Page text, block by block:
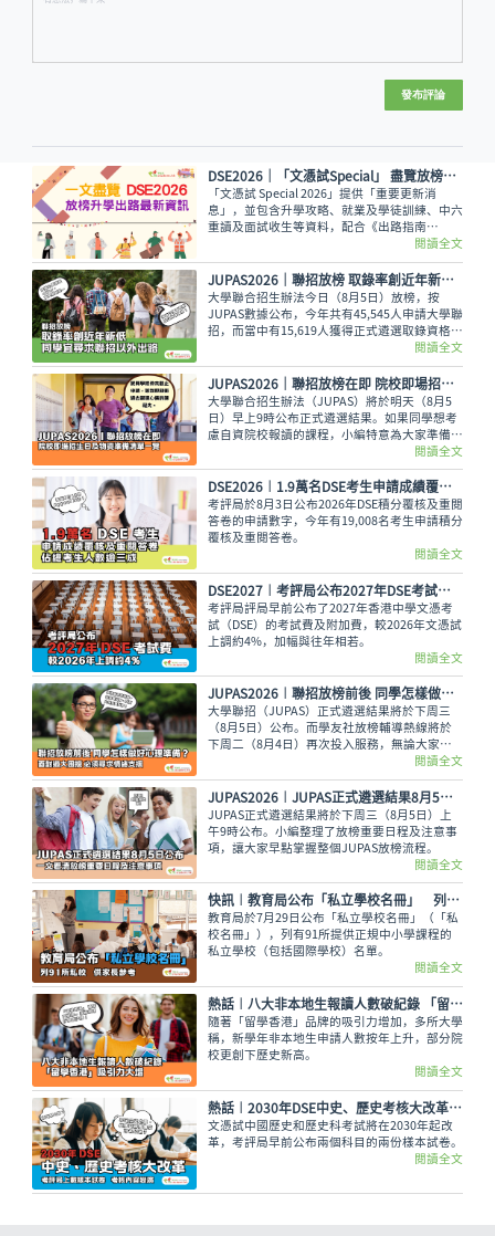
發布評論
DSE2026│「文憑試Special」 盡覽放榜升學出路最新資訊
「文憑試 Special 2026」提供「重要更新消
息」，並包含升學攻略、就業及學徒訓練、中六
重讀及面試收生等資料，配合《出路指南
2026》讓讀者線上線下接收最全面的放榜動
向！
閱讀全文
JUPAS2026｜聯招放榜 取錄率創近年新低 同學宜尋求聯招以外出路
大學聯合招生辦法今日（8月5日）放榜，按
JUPAS數據公布，今年共有45,545人申請大學聯
招，而當中有15,619人獲得正式遴選取錄資格，
佔整體申請人數僅34.29%，創下近年新低。即
留意聯招以外的選擇呢。
閱讀全文
JUPAS2026｜聯招放榜在即 院校即場招生日及物資準備清單一覽
大學聯合招生辦法（JUPAS）將於明天（8月5
日）早上9時公布正式遴選結果。如果同學想考
慮自資院校報讀的課程，小編特意為大家準備了
各大專院校的即場招生日詳情與物品準備清單，
讓大家今晚順利執拾行裝，安心休息。
閱讀全文
DSE2026︱1.9萬名DSE考生申請成績覆核及重閱答卷 佔總考生人數逾三成
考評局於8月3日公布2026年DSE積分覆核及重閱
答卷的申請數字，今年有19,008名考生申請積分
覆核及重閱答卷。
閱讀全文
DSE2027︱考評局公布2027年DSE考試費 較2026年上調約4%
考評局評局早前公布了2027年香港中學文憑考
試（DSE）的考試費及附加費，較2026年文憑試
上調約4%，加幅與往年相若。
閱讀全文
JUPAS2026︱聯招放榜前後 同學怎樣做好心理準備？面對過大困擾 必須尋求情緒支援
大學聯招（JUPAS）正式遴選結果將於下周三
（8月5日）公布。而學友社放榜輔導熱線將於
下周二（8月4日）再次投入服務，無論大家有
甚麼出路疑問，又或需要支援輔導、尋求專業意
見，都可致電2503 3399，與學友社輔導員盡情
傾訴！
閱讀全文
JUPAS2026︱JUPAS正式遴選結果8月5日公布 一文看清放榜重要日程及注意事項
JUPAS正式遴選結果將於下周三（8月5日）上
午9時公布。小編整理了放榜重要日程及注意事
項，讓大家早點掌握整個JUPAS放榜流程。
閱讀全文
快訊︱教育局公布「私立學校名冊」 列91所私校供家長參考
教育局於7月29日公布「私立學校名冊」（「私
校名冊」），列有91所提供正規中小學課程的
私立學校（包括國際學校）名單。
閱讀全文
熱話︱八大非本地生報讀人數破紀錄 「留學香港」吸引力大增
隨著「留學香港」品牌的吸引力增加，多所大學
稱，新學年非本地生申請人數按年上升，部分院
校更創下歷史新高。
閱讀全文
熱話︱2030年DSE中史、歷史考核大改革 考評局上載樣本試卷
文憑試中國歷史和歷史科考試將在2030年起改
革，考評局早前公布兩個科目的兩份樣本試卷。
閱讀全文